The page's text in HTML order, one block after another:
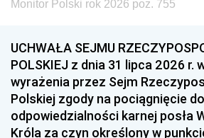
1996 1995
1993 1992
1990 1989
1987 1986
Monitor Polski rok 2026 poz. 755
UCHWAŁA SEJMU
POLSKIEJ z dnia 31 lipca 2026 r.
wyrażenia przez Sejm
Polskiej zgody na pociągnięcie do
odpowiedzialności karnej posła
Króla za czyn określony w